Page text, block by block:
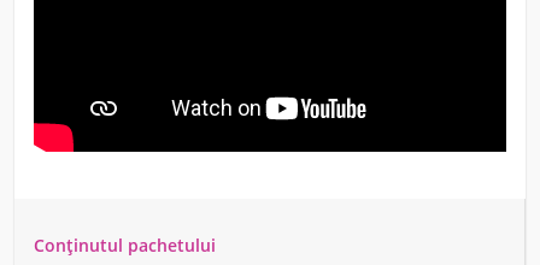
Conținutul pachetului